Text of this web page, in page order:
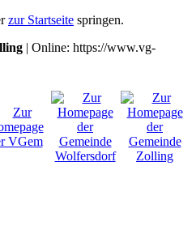
zur Startseite springen.
| Online: https://www.vg-